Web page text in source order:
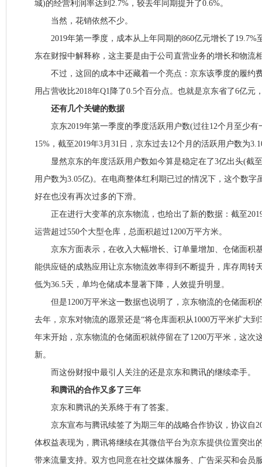
城)的经营利润率达到2.7%，较去年同期提升了0.6%。
当然，花销依然不少。
2019年第一季度，成本从上年同期的860亿元增长了19.7%
东在财报中解释称，这主要是由于公司直营业务的增长和物流
不过，这回的成本中还藏着一个亮点：京东该季度的履约
用占营收比2018年Q1降了0.5个百分点。也就是京东省了6亿元
还有几个关键的数据
京东2019年第一季度的季度活跃用户数(过往12个月至少有
15%，截至2019年3月31日，京东过去12个月的活跃用户数为
显然京东的年度活跃用户数如今算是稳定在了3亿出头(截至
用户数为3.05亿)。在电商整体红利期已过的情况下，这个数字
好在也没有再次过多的下滑。
正在进行大变革的京东物流，也给出了新的数据：截至
运营超过550个大型仓库，总面积超过1200万平方米。
京东方面表示，在收入大幅增长、订单量增加、仓储面积
能供应链的成熟应用让京东物流效率得到不断提升，库存周转
低为36.5天，单均仓储成本显著下降，人效提升明显。
但是1200万平米这一数据也说明了，京东物流的仓储面积
去年，京东对物流的愿景还是“将仓库面积从1000万平米扩大到
年末开始，京东物流的仓储面积就停留在了1200万平米，这次
新。
而这份财报中最引人关注的还是京东和腾讯的继续牵手。
和腾讯的合作又多了三年
京东和腾讯的关系终于有了答案。
京东宣布与腾讯续签了为期三年的战略合作协议，协议自
体权益表现为，腾讯将继续在其微信平台为京东提供位置突出
带来流量支持。双方也同意在社交媒体服务、广告采买和会员